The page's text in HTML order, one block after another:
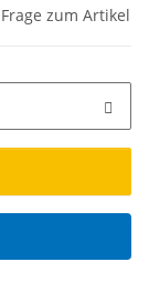
Frage zum Artikel